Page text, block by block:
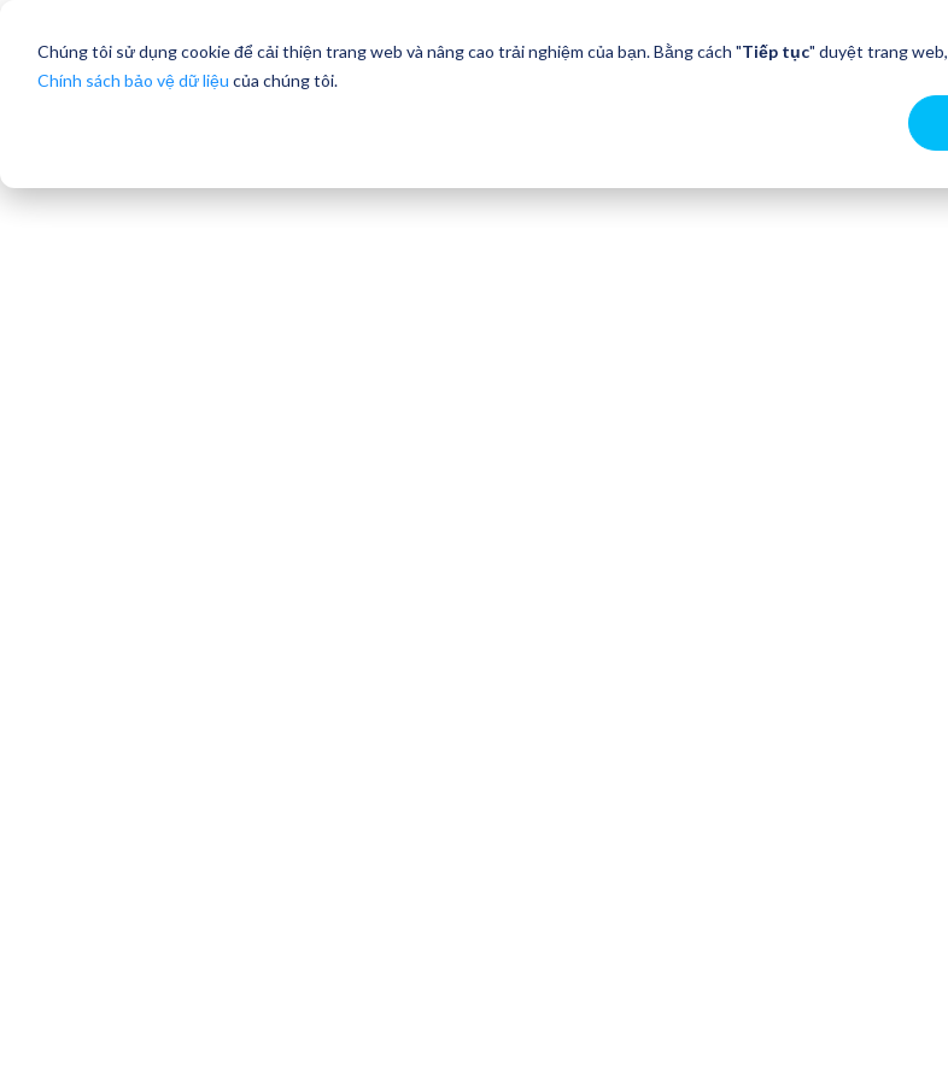
Chúng tôi sử dụng cookie để cải thiện trang web và nâng cao trải nghiệm của bạn. Bằng cách "Tiếp tục" duyệt trang
Chính sách bảo vệ dữ liệu của chúng tôi.